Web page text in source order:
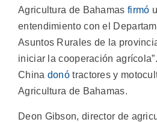
Agricultura de Bahamas firmó
entendimiento con el
Asuntos Rurales de la
iniciar la cooperación
China donó tractores y
Agricultura de Bahamas.
Deon Gibson, director de